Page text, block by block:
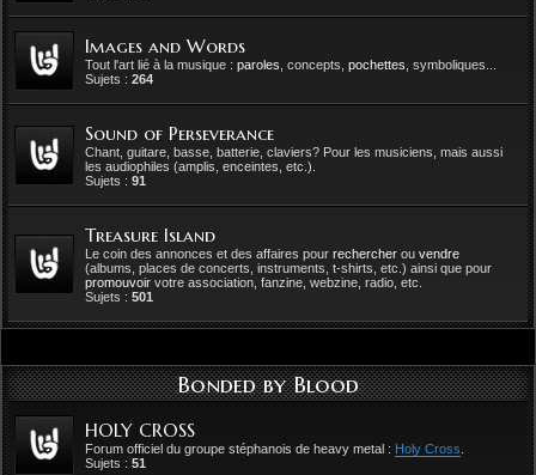
Images and Words
Tout l'art lié à la musique : paroles , concepts, pochettes , symboliques...
Sujets : 264
Sound of Perseverance
Chant, guitare, basse, batterie, claviers? Pour les musiciens, mais aussi
les audiophiles (amplis, enceintes, etc.).
Sujets : 91
Treasure Island
Le coin des annonces et des affaires pour rechercher ou vendre
(albums, places de concerts, instruments, t-shirts, etc.) ainsi que pour
promouvoir votre association, fanzine, webzine, radio, etc.
Sujets : 501
Bonded by Blood
HOLY CROSS
Forum officiel du groupe stéphanois de heavy metal : Holy Cross
Sujets : 51